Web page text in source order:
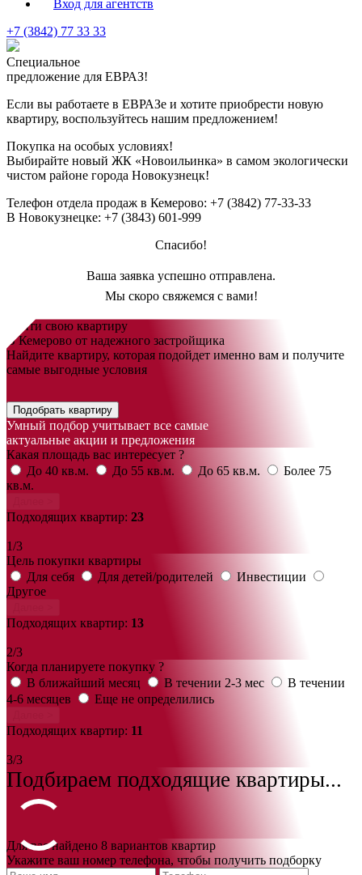
Вход для агентств
+7 (3842) 77 33 33
Специальное
предложение для ЕВРАЗ!
Если вы работаете в ЕВРАЗе и хотите приобрести новую
квартиру, воспользуйтесь нашим предложением!
Покупка на особых условиях!
Выбирайте новый ЖК «Новоильинка» в самом экологически
чистом районе города Новокузнецк!
Телефон отдела продаж в Кемерово: +7 (3842) 77-33-33
В Новокузнецке: +7 (3843) 601-999
Спасибо!
Ваша заявка успешно отправлена.
Мы скоро свяжемся с вами!
Найти свою квартиру
В Кемерово от надежного застройщика
Найдите квартиру, которая подойдет именно вам и получите
самые выгодные условия
Подобрать квартиру
Умный подбор учитывает все самые
актуальные акции и предложения
Какая площадь вас интересует ?
До 40 кв.м.
До 55 кв.м. До 65 кв.м.
Более 75
кв.м.
Подходящих квартир: 23
1/3
Цель покупки квартиры
Для себя
Для детей/родителей
Инвестиции
Другое
Подходящих квартир: 13
2/3
Когда планируете покупку ?
В ближайший месяц
В течении 2-3 мес
В течении
4-6 месяцев
Еще не определились
Подходящих квартир: 11
3/3
Подбираем подходящие квартиры...
Для вас найдено 8 вариантов квартир
Укажите ваш номер телефона, чтобы получить подборку